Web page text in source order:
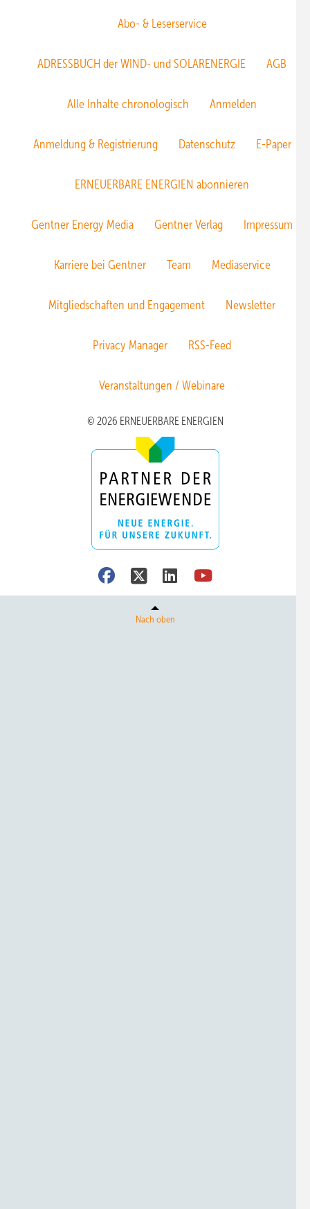
Abo- & Leserservice
ADRESSBUCH der WIND- und SOLARENERGIE AGB
Alle Inhalte chronologisch Anmelden
Anmeldung & Registrierung Datenschutz E-Paper
ERNEUERBARE ENERGIEN abonnieren
Gentner Energy Media Gentner Verlag Impressum
Karriere bei Gentner Team Mediaservice
Mitgliedschaften und Engagement Newsletter
Privacy Manager RSS-Feed
Veranstaltungen / Webinare
© 2026 ERNEUERBARE ENERGIEN
Nach oben